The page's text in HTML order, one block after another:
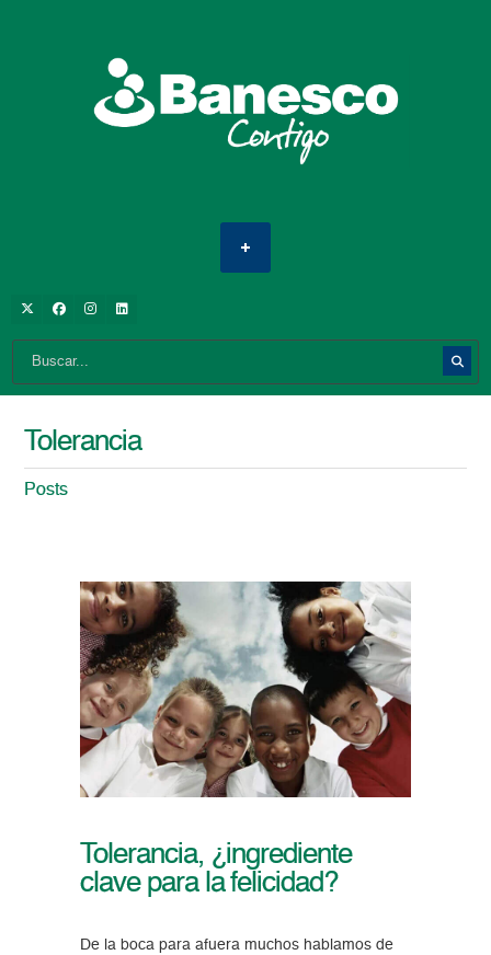
Tolerancia
Posts
Tolerancia, ¿ingrediente
clave para la felicidad?
De la boca para afuera muchos hablamos de